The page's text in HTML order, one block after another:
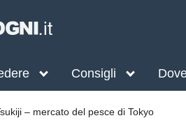
Consigli
– mercato del pesce di Tokyo